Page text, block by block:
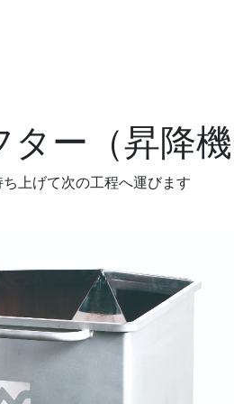
ター（昇降
上げて次の工程へ運びます